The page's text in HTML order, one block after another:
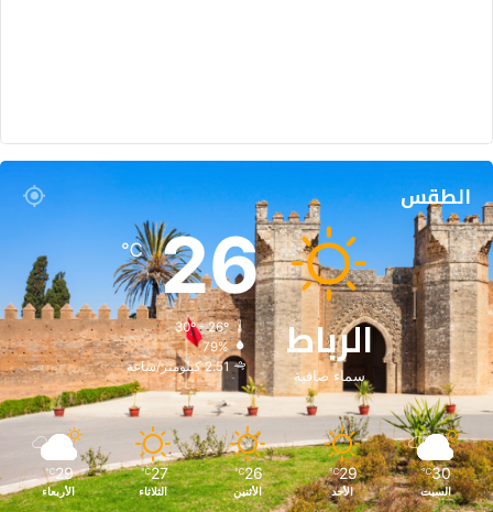
الطقس
الرباط
سماء صافية
26
℃
30º - 26º
79%
2.51 كيلومتر/ساعة
30
℃
السبت
29
℃
الأحد
26
℃
الأثنين
27
℃
الثلاثاء
29
℃
الأربعاء